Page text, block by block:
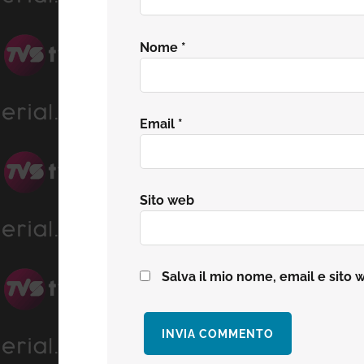
Nome *
Email *
Sito web
Salva il mio nome, email e sito